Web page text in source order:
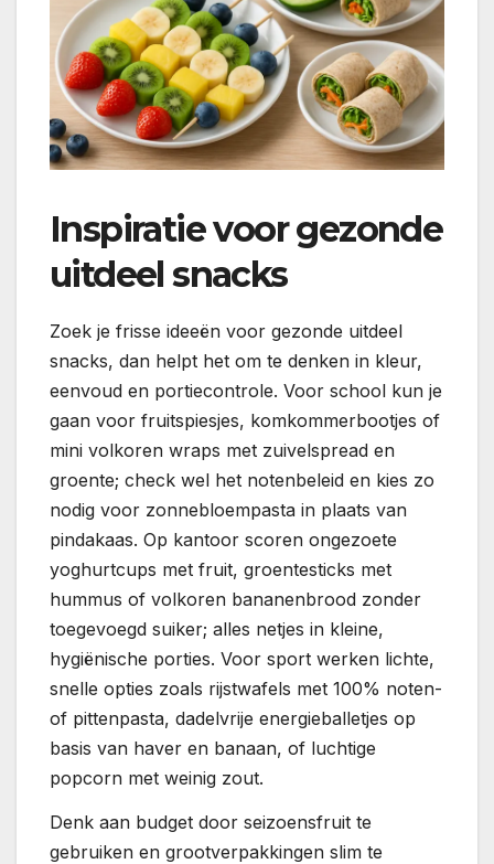
Inspiratie voor gezonde
uitdeel snacks
Zoek je frisse ideeën voor gezonde uitdeel
snacks, dan helpt het om te denken in kleur,
eenvoud en portiecontrole. Voor school kun je
gaan voor fruitspiesjes, komkommerbootjes of
mini volkoren wraps met zuivelspread en
groente; check wel het notenbeleid en kies zo
nodig voor zonnebloempasta in plaats van
pindakaas. Op kantoor scoren ongezoete
yoghurtcups met fruit, groentesticks met
hummus of volkoren bananenbrood zonder
toegevoegd suiker; alles netjes in kleine,
hygiënische porties. Voor sport werken lichte,
snelle opties zoals rijstwafels met 100% noten-
of pittenpasta, dadelvrije energieballetjes op
basis van haver en banaan, of luchtige
popcorn met weinig zout.
Denk aan budget door seizoensfruit te
gebruiken en grootverpakkingen slim te